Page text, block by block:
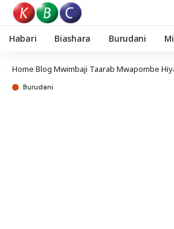
Habari Biashara Burudani
Home Blog Mwimbaji Taarab Mwapombe
Burudani